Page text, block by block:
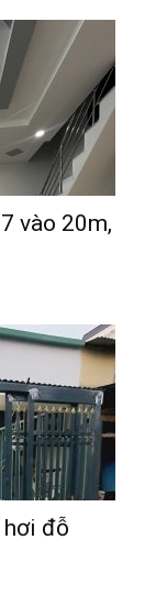
vào 20m,
hơi đỗ